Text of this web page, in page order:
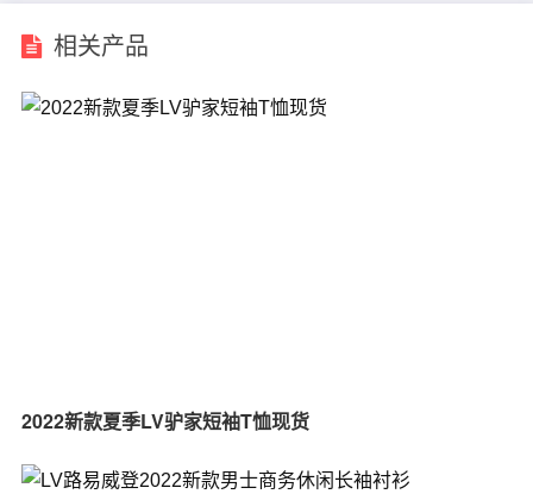
相关产品
2022新款夏季LV驴家短袖T恤现货